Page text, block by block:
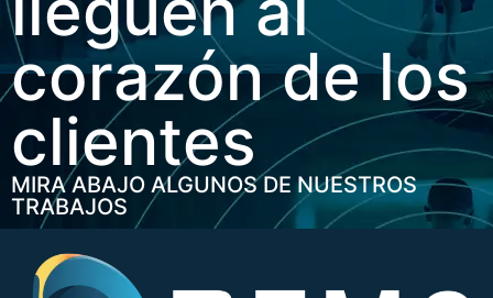
corazón de los
clientes
MIRA ABAJO ALGUNOS DE NUESTROS
TRABAJOS